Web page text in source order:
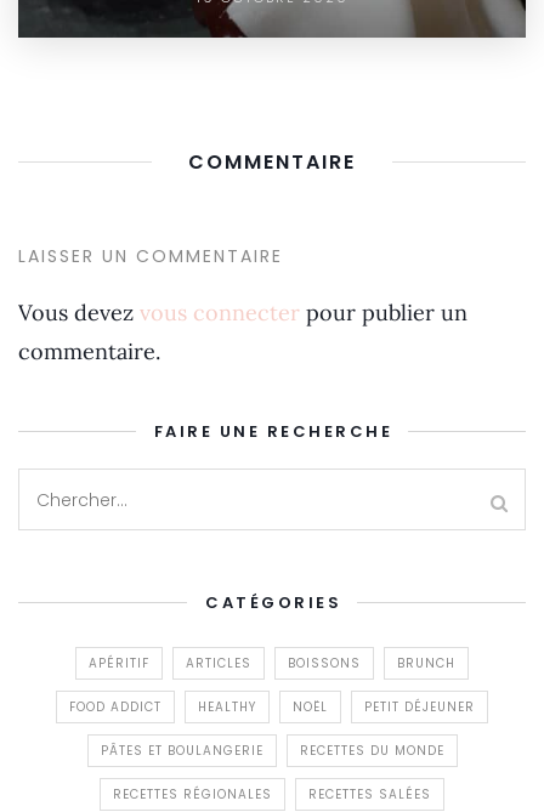
COMMENTAIRE
LAISSER UN COMMENTAIRE
Vous devez vous connecter pour publier un
commentaire.
FAIRE UNE RECHERCHE
CATÉGORIES
APÉRITIF ARTICLES BOISSONS BRUNCH
FOOD ADDICT HEALTHY NOËL PETIT DÉJEUNER
PÂTES ET BOULANGERIE RECETTES DU MONDE
RECETTES RÉGIONALES RECETTES SALÉES